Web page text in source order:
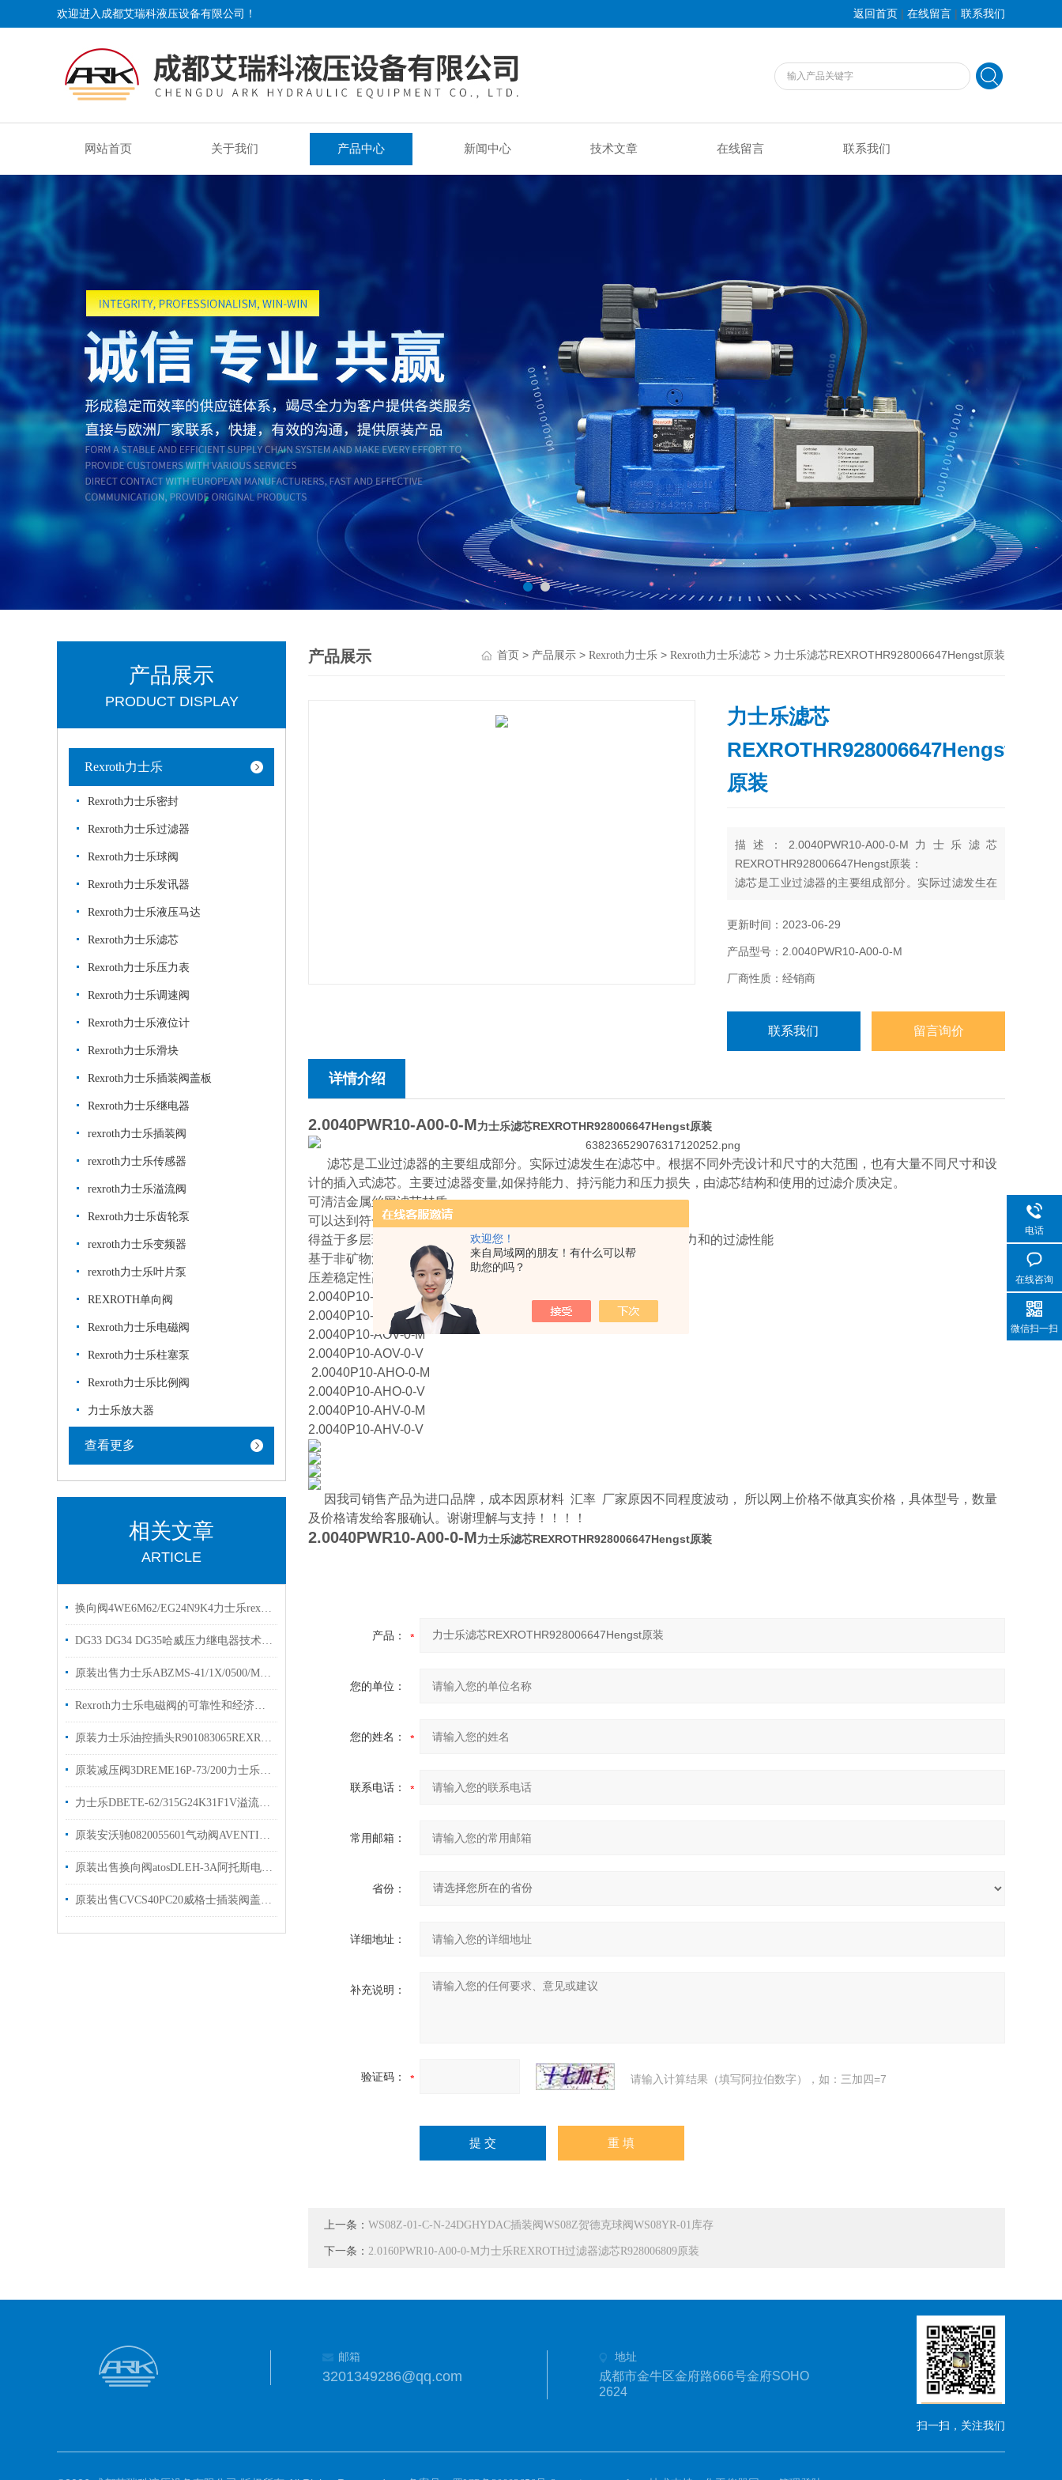
欢迎您！
来自局域网的朋友！有什么可以帮
助您的吗？
欢迎进入成都艾瑞科液压设备有限公司！ 返回首页 | 在线留言 | 联系我们
网站首页 关于我们 产品中心 新闻中心 技术文章 在线留言 联系我们
产品展示
PRODUCT DISPLAY
Rexroth力士乐
Rexroth力士乐密封
Rexroth力士乐过滤器
Rexroth力士乐球阀
Rexroth力士乐发讯器
Rexroth力士乐液压马达
Rexroth力士乐滤芯
Rexroth力士乐压力表
Rexroth力士乐调速阀
Rexroth力士乐液位计
Rexroth力士乐滑块
Rexroth力士乐插装阀盖板
Rexroth力士乐继电器
rexroth力士乐插装阀
rexroth力士乐传感器
rexroth力士乐溢流阀
Rexroth力士乐齿轮泵
rexroth力士乐变频器
rexroth力士乐叶片泵
REXROTH单向阀
Rexroth力士乐电磁阀
Rexroth力士乐柱塞泵
Rexroth力士乐比例阀
力士乐放大器
查看更多
相关文章
ARTICLE
换向阀4WE6M62/EG24N9K4力士乐rexrotha欢迎选购
DG33 DG34 DG35哈威压力继电器技术参数库存
原装出售力士乐ABZMS-41/1X/0500/M2液位开关
Rexroth力士乐电磁阀的可靠性和经济性解读
原装力士乐油控插头R901083065REXROTH插头
原装减压阀3DREME16P-73/200力士乐比例阀有现货出售
力士乐DBETE-62/315G24K31F1V溢流阀技术参数
原装安沃驰0820055601气动阀AVENTICS0820055301现货
原装出售换向阀atosDLEH-3A阿托斯电磁阀样本
原装出售CVCS40PC20威格士插装阀盖板vickers电磁阀
产品展示 首页 > 产品展示 > Rexroth力士乐 > Rexroth力士乐滤芯 > 力士乐滤芯REXROTHR928006647Hengst原装
力士乐滤芯
REXROTHR928006647Hengst
原装
描述：2.0040PWR10-A00-0-M力士乐滤芯
REXROTHR928006647Hengst原装：
滤芯是工业过滤器的主要组成部分。实际过滤发生在
量不同尺寸和设计的插入式滤芯。主要过滤器变量,如
的过滤介质决定。
更新时间：2023-06-29
产品型号：2.0040PWR10-A00-0-M
厂商性质：经销商
联系我们 留言询价
详情介绍
2.0040PWR10-A00-0-M力士乐滤芯REXROTHR928006647Hengst原装
滤芯是工业过滤器的主要组成部分。实际过滤发生在滤芯中。根据不同外壳设计和尺寸的大范围，也有大量不同尺寸和设
计的插入式滤芯。主要过滤器变量,如保持能力、持污能力和压力损失，由滤芯结构和使用的过滤介质决定。
可清洁金属丝网滤芯材质
可以达到符合ISO 10/6/4 (ISO 4406)的油清洁度
得益于多层玻璃纤维技术以及较小的初始压差(ISO 3968)的高纳污能力和的过滤性能
基于非矿物油的液压油的扩展产品范围
压差稳定性高的过滤器滤芯
2.0040P10-AOO-0-M
2.0040P10-AOO-0-V
2.0040P10-AOV-0-M
2.0040P10-AOV-0-V
2.0040P10-AHO-0-M
2.0040P10-AHO-0-V
2.0040P10-AHV-0-M
2.0040P10-AHV-0-V
因我司销售产品为进口品牌，成本因原材料 汇率 厂家原因不同程度波动， 所以网上价格不做真实价格，具体型号，数量
及价格请发给客服确认。谢谢理解与支持！！！！
2.0040PWR10-A00-0-M力士乐滤芯REXROTHR928006647Hengst原装
产品：
您的单位：
您的姓名：
联系电话：
常用邮箱：
省份：
详细地址：
补充说明：
验证码： 请输入计算结果（填写阿拉伯数字），如：三加四=7
上一条： WS08Z-01-C-N-24DGHYDAC插装阀WS08Z贺德克球阀WS08YR-01库存
下一条： 2.0160PWR10-A00-0-M力士乐REXROTH过滤器滤芯R928006809原装
邮箱
3201349286@qq.com
地址
成都市金牛区金府路666号金府SOHO
2624
扫一扫，关注我们
电话
在线咨询
微信扫一扫